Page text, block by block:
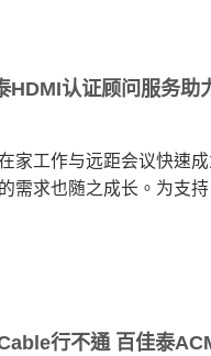
HDMI认证顾问服务助
家工作与远距会议快速
需求也随之成长。为支持
行不通 百佳泰